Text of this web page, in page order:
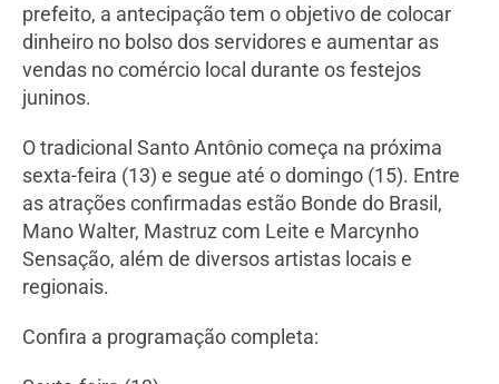
prefeito, a antecipação tem o objetivo de colocar
dinheiro no bolso dos servidores e aumentar as
vendas no comércio local durante os festejos
juninos.
O tradicional Santo Antônio começa na próxima
sexta-feira (13) e segue até o domingo (15). Entre
as atrações confirmadas estão Bonde do Brasil,
Mano Walter, Mastruz com Leite e Marcynho
Sensação, além de diversos artistas locais e
regionais.
Confira a programação completa: